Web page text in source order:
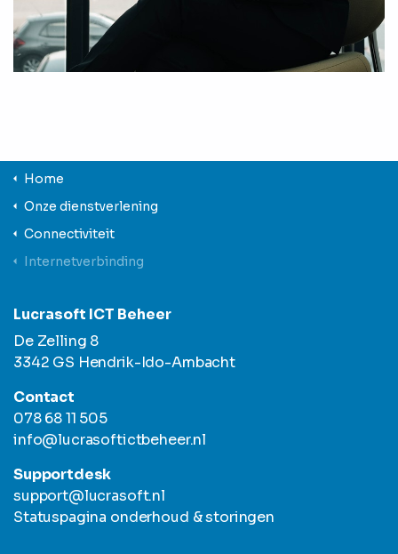
Home
Onze dienstverlening
Connectiviteit
Internetverbinding
Lucrasoft ICT Beheer
De Zelling 8
3342 GS Hendrik-Ido-Ambacht
Contact
078 68 11 505
info@lucrasoftictbeheer.nl
Supportdesk
support@lucrasoft.nl
Statuspagina onderhoud & storingen